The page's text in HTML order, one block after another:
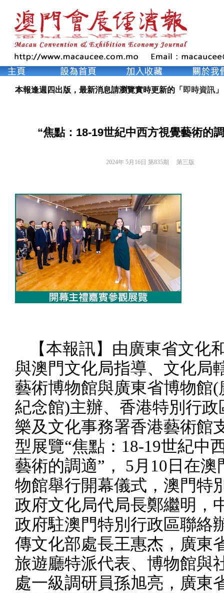
本報逢週四出版，最新消息請瀏覽實時更新的「 即時資訊 」
“焦點：18-19世紀中西方視覺藝術的
2024年 5月16日 第835期 第三版
【本報訊】由廣東省文化
與澳門文化局指導、文化局
藝術博物館與廣東省博物館(
紀念館)主辦、香港特別行政
樂及文化事務署香港藝術館
型展覽“焦點： 18-19世紀中
藝術的調適”，
5月 10 日在澳
物館舉行開幕儀式，澳門特
政府文化局代局長鄭繼明，
政府駐澳門特別行政區聯絡
傳文化部處長王惠杰，廣東
旅遊廳特派代表、博物館與
處一級調研員孫旭亮，廣東